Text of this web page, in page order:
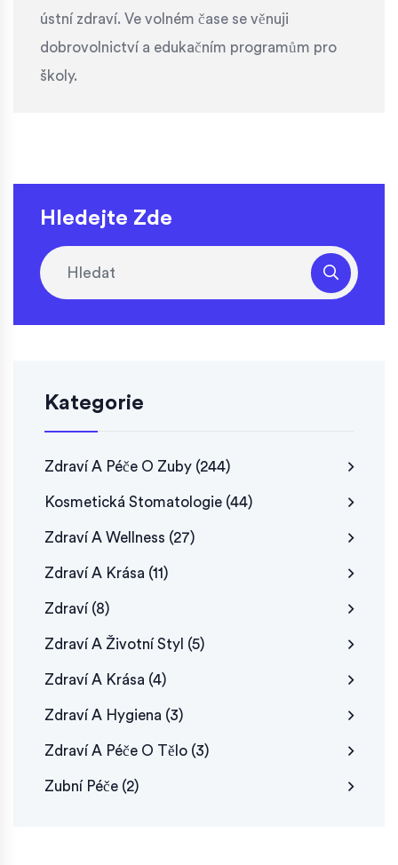
ústní zdraví. Ve volném čase se věnuji
dobrovolnictví a edukačním programům pro
školy.
Hledejte Zde
Kategorie
Zdraví A Péče O Zuby (244)
Kosmetická Stomatologie (44)
Zdraví A Wellness (27)
Zdraví A Krása (11)
Zdraví (8)
Zdraví A Životní Styl (5)
Zdraví A Krása (4)
Zdraví A Hygiena (3)
Zdraví A Péče O Tělo (3)
Zubní Péče (2)